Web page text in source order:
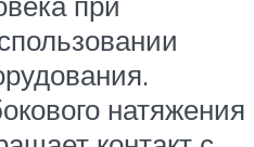
натяжения